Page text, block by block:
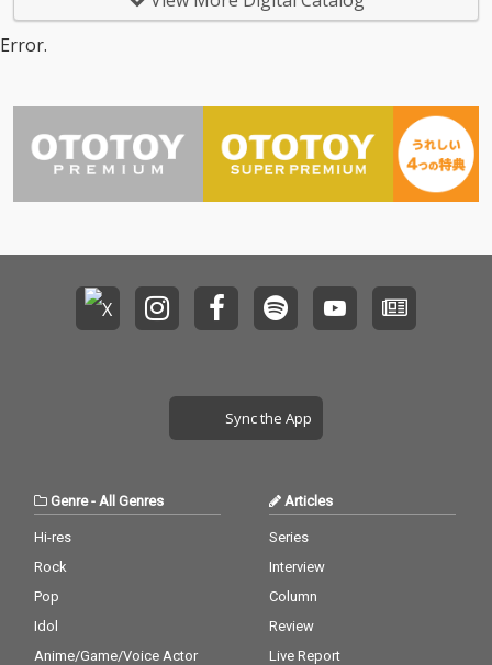
どの生き物、自然や環
Error.
Sync the App
Genre- All Genres
Hi-res
Rock
Pop
Idol
Anime/Game/Voice Actor
Articles
Series
Interview
Column
Review
Live Report